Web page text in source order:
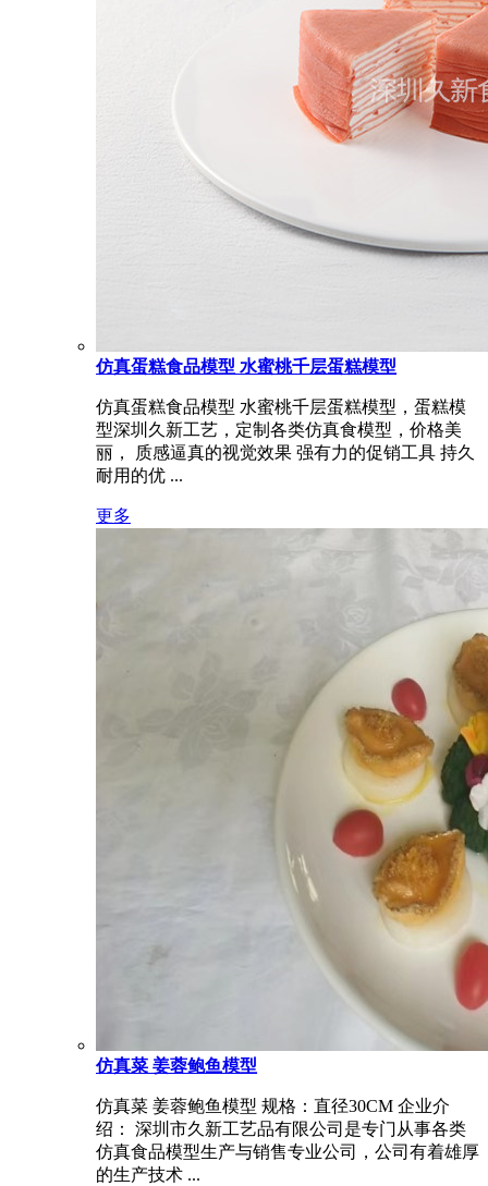
仿真蛋糕食品模型 水蜜桃千层蛋糕模型
仿真蛋糕食品模型 水蜜桃千层蛋糕模型，蛋糕模
型深圳久新工艺，定制各类仿真食模型，价格美
丽， 质感逼真的视觉效果 强有力的促销工具 持久
耐用的优 ...
更多
仿真菜 姜蓉鲍鱼模型
仿真菜 姜蓉鲍鱼模型 规格：直径30CM 企业介
绍： 深圳市久新工艺品有限公司是专门从事各类
仿真食品模型生产与销售专业公司，公司有着雄厚
的生产技术 ...